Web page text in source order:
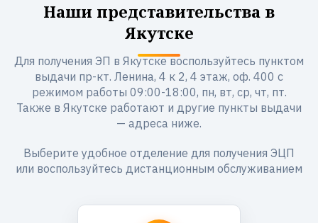
Наши представительства в
Якутске
Для получения ЭП в Якутске воспользуйтесь пунктом
выдачи пр-кт. Ленина, 4 к 2, 4 этаж, оф. 400 с
режимом работы 09:00-18:00, пн, вт, ср, чт, пт.
Также в Якутске работают и другие пункты выдачи
— адреса ниже.
Выберите удобное отделение для получения ЭЦП
или воспользуйтесь дистанционным обслуживанием